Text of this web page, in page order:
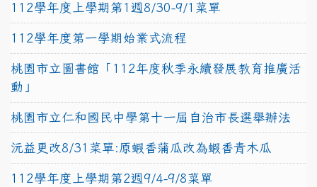
112學年度上學期第1週8/30-9/1菜單
112學年度第一學期始業式流程
桃園市立圖書館「112年度秋季永續發展教育推廣活
動」
桃園市立仁和國民中學第十一屆自治市長選舉辦法
沅益更改8/31菜單:原蝦香蒲瓜改為蝦香青木瓜
112學年度上學期第2週9/4-9/8菜單